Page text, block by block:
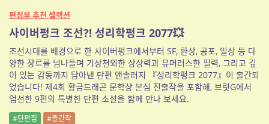
편집부 추천 셀렉션
사이버펑크 조선?! 성리학펑크 2077💥
조선시대를 배경으로 한 사이버펑크에서부터 SF, 환상, 공포, 일상 등 다
양한 장르를 넘나들며 기상천외한 상상력과 유머러스한 필력, 그리고 깊
이 있는 감동까지 담아낸 단편 앤솔러지 『성리학펑크 2077』이 출간되
었습니다! 제4회 황금드래곤 문학상 본심 진출작을 포함해, 브릿G에서
엄선한 9편의 특별한 단편 소설을 함께 만나 보세요.
#단편집 #출간작